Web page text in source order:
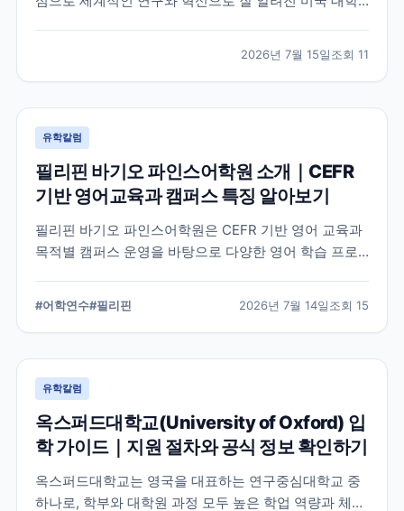
2026년 7월 15일조회 11
유학칼럼
필리핀 바기오 파인스어학원 소개｜CEFR
기반 영어교육과 캠퍼스 특징 알아보기
필리핀 바기오 파인스어학원은 CEFR 기반 영어 교육과
목적별 캠퍼스 운영을 바탕으로 다양한 영어 학습 프로
생이 알아야 할 내용을 정리했습니다.
#어학연수#필리핀 2026년 7월 14일조회 15
유학칼럼
옥스퍼드대학교(University of Oxford) 입
학 가이드｜지원 절차와 공식 정보 확인하기
옥스퍼드대학교는 영국을 대표하는 연구중심대학교 중
하나로, 학부와 대학원 과정 모두 높은 학업 역량과 체계